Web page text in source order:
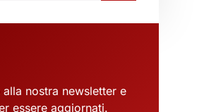
nostra newsletter e
essere aggiornati.